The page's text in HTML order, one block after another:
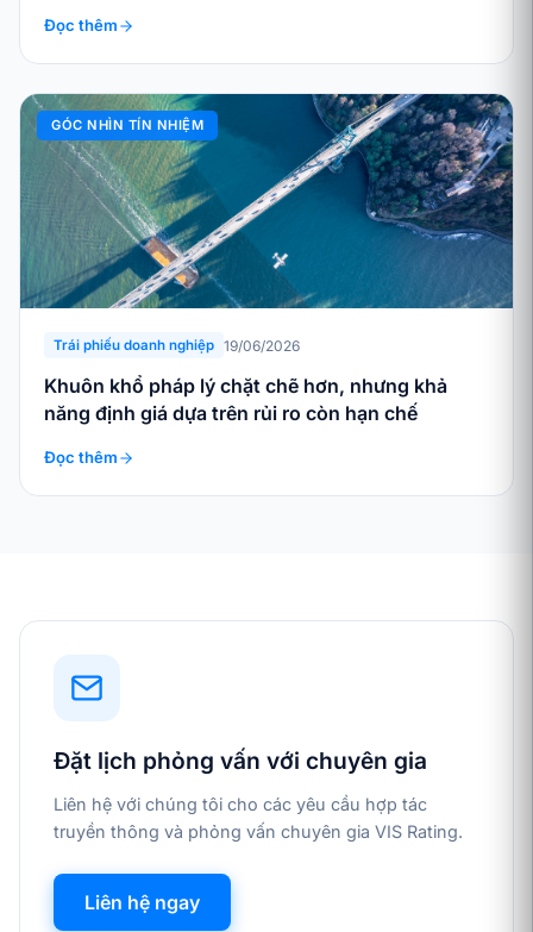
Đọc thêm
GÓC NHÌN TÍN NHIỆM
Trái phiếu doanh nghiệp 19/06/2026
Khuôn khổ pháp lý chặt chẽ hơn, nhưng khả
năng định giá dựa trên rủi ro còn hạn chế
Đọc thêm
Đặt lịch phỏng vấn với chuyên gia
Liên hệ với chúng tôi cho các yêu cầu hợp tác
truyền thông và phỏng vấn chuyên gia VIS Rating.
Liên hệ ngay